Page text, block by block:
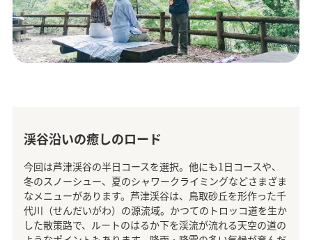
渓谷沿いの癒しのロード
今回は芦津渓谷の半日コースを選択。他にも1日コースや、
冬のスノーシュー、夏のシャワークライミングなどさまざま
なメニューがあります。芦津渓谷は、鳥取砂丘を形作った千
代川（せんだいがわ）の源流域。かつてのトロッコ道を生か
した散策路で、ルートのはるか下を渓流が流れる天空の道の